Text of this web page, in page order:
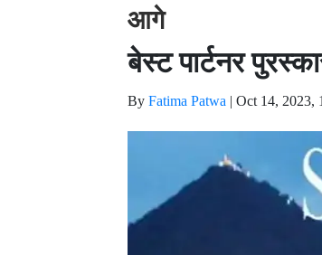
आगे
बेस्ट पार्टनर
By Fatima Patwa | Oct 14, 2023,